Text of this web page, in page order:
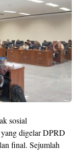
sosial
digelar DPRD
final. Sejumlah